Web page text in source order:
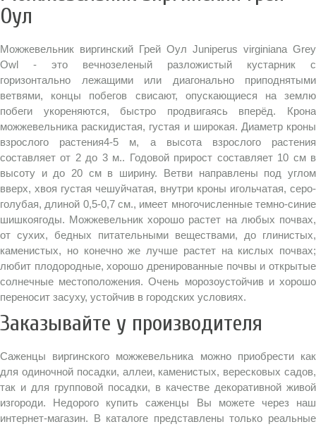
Оул
Можжевельник виргинский Грей Оул Juniperus virginiana Grey
Owl - это вечнозеленый разложистый кустарник с
горизонтально лежащими или диагонально приподнятыми
ветвями, концы побегов свисают, опускающиеся на землю
побеги укореняются, быстро продвигаясь вперёд. Крона
можжевельника раскидистая, густая и широкая. Диаметр кроны
взрослого растения4-5 м, а высота взрослого растения
составляет от 2 до 3 м.. Годовой прирост составляет 10 см в
высоту и до 20 см в ширину. Ветви направлены под углом
вверх, хвоя густая чешуйчатая, внутри кроны игольчатая, серо-
голубая, длиной 0,5-0,7 см., имеет многочисленные темно-синие
шишкоягоды. Можжевельник хорошо растет на любых почвах,
от сухих, бедных питательными веществами, до глинистых,
каменистых, но конечно же лучше растет на кислых почвах;
любит плодородные, хорошо дренированные почвы и открытые
солнечные местоположения. Очень морозоустойчив и хорошо
переносит засуху, устойчив в городских условиях.
Заказывайте у производителя
Саженцы виргинского можжевельника можно приобрести как
для одиночной посадки, аллеи, каменистых, вересковых садов,
так и для групповой посадки, в качестве декоративной живой
изгороди. Недорого купить саженцы Вы можете через наш
интернет-магазин. В каталоге представлены только реальные